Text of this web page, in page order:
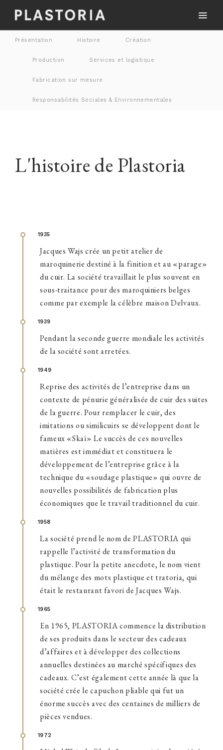
Présentation Histoire Création
Production Services et logistique
Fabrication sur mesure
Responsabilités Sociales & Environnementales
L'histoire de Plastoria
1935
Jacques Wajs crée un petit atelier de
maroquinerie destiné à la finition et au «parage»
du cuir. La société travaillait le plus souvent en
sous-traitance pour des maroquiniers belges
comme par exemple la célèbre maison Delvaux.
1939
Pendant la seconde guerre mondiale les activités
de la société sont arretées.
1949
Reprise des activités de l’entreprise dans un
contexte de pénurie généralisée de cuir des suites
de la guerre. Pour remplacer le cuir, des
imitations ou similicuirs se développent dont le
fameux «Skaï» Le succès de ces nouvelles
matières est immédiat et constituera le
développement de l’entreprise grâce à la
technique du «soudage plastique» qui ouvre de
nouvelles possibilités de fabrication plus
économiques que le travail traditionnel du cuir.
1958
La société prend le nom de PLASTORIA qui
rappelle l’activité de transformation du
plastique. Pour la petite anecdote, le nom vient
du mélange des mots plastique et tratoria, qui
était le restaurant favori de Jacques Wajs.
1965
En 1965, PLASTORIA commence la distribution
de ses produits dans le secteur des cadeaux
d’affaires et à développer des collections
annuelles destinées au marché spécifiques des
cadeaux. C’est également cette année là que la
société crée le capuchon pliable qui fut un
énorme succès avec des centaines de milliers de
pièces vendues.
1972